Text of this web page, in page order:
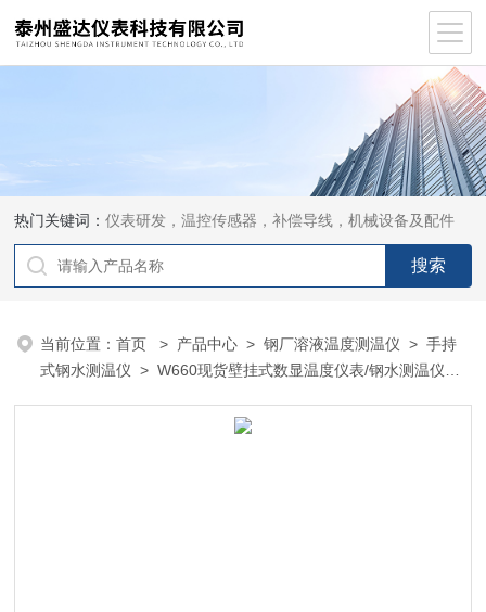
热门关键词：仪表研发，温控传感器，补偿导线，机械设备及配件
当前位置：首页 > 产品中心 >钢厂溶液温度测温仪 >手持
式钢水测温仪 > W660现货壁挂式数显温度仪表/钢水测温仪